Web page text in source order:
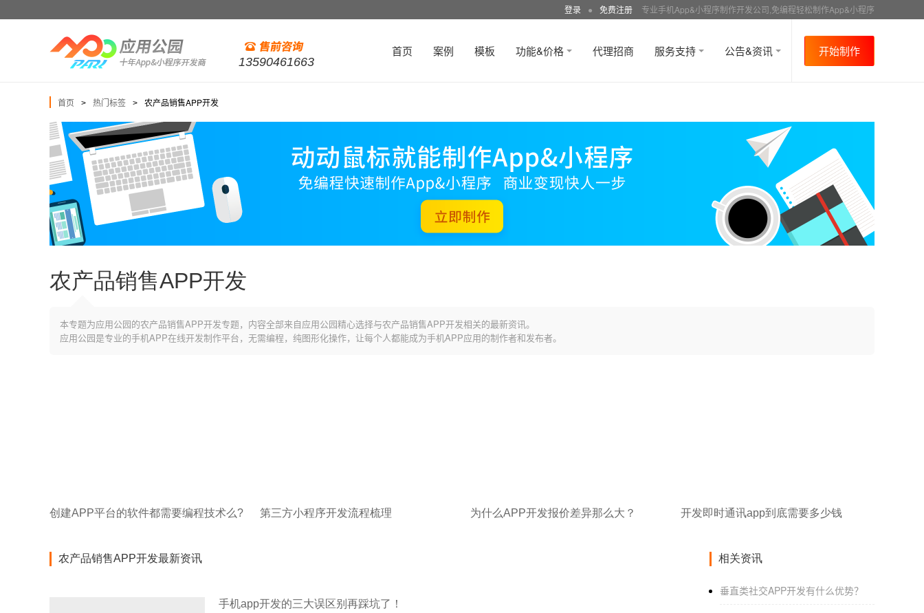
登录 ● 免费注册 专业手机App&小程序制作开发公司,免编程轻松制作App&小程序
13590461663
首页 案例 模板 功能&价格 代理招商 服务支持 公告&资讯 开始制作
首页 > 热门标签 > 农产品销售APP开发
农产品销售APP开发
本专题为应用公园的农产品销售APP开发专题，内容全部来自应用公园精心选择与农产品销售APP开发相关的最新资讯。
应用公园是专业的手机APP在线开发制作平台，无需编程，纯图形化操作，让每个人都能成为手机APP应用的制作者和发布者。
创建APP平台的软件都需要编程技术么? 第三方小程序开发流程梳理 为什么APP开发报价差异那么大？ 开发即时通讯app到底需要多少钱
农产品销售APP开发最新资讯
手机app开发的三大误区别再踩坑了！
相关资讯
垂直类社交APP开发有什么优势？